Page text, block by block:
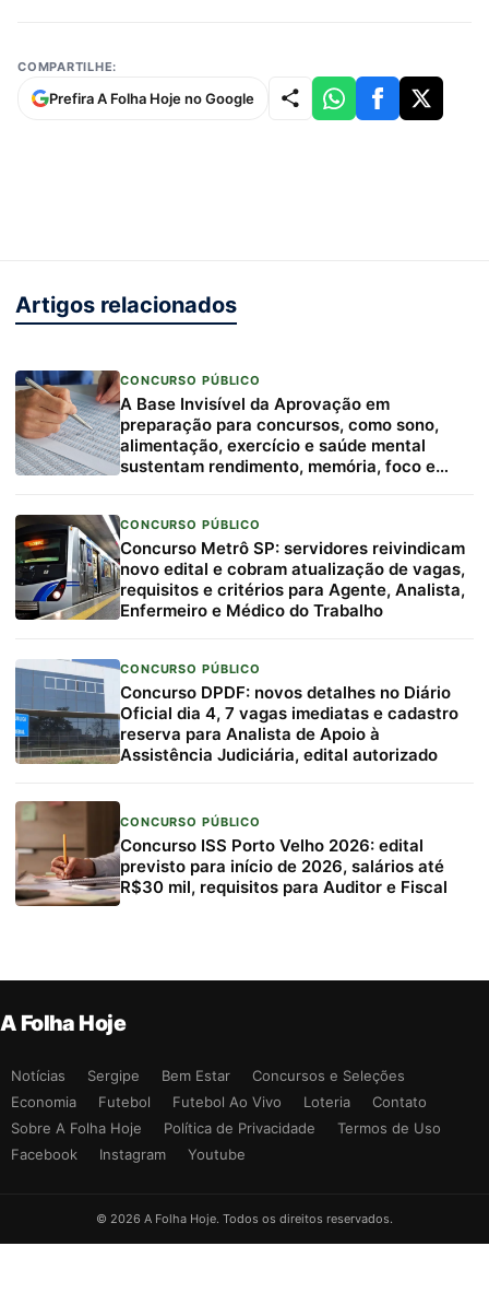
COMPARTILHE:
Prefira A Folha Hoje no Google
Artigos relacionados
CONCURSO PÚBLICO
A Base Invisível da Aprovação em
preparação para concursos, como sono,
alimentação, exercício e saúde mental
sustentam rendimento, memória, foco e
CONCURSO PÚBLICO
Concurso Metrô SP: servidores reivindicam
novo edital e cobram atualização de vagas,
requisitos e critérios para Agente, Analista,
Enfermeiro e Médico do Trabalho
CONCURSO PÚBLICO
Concurso DPDF: novos detalhes no Diário
Oficial dia 4, 7 vagas imediatas e cadastro
reserva para Analista de Apoio à
Assistência Judiciária, edital autorizado
CONCURSO PÚBLICO
Concurso ISS Porto Velho 2026: edital
previsto para início de 2026, salários até
R$30 mil, requisitos para Auditor e Fiscal
A Folha Hoje
Notícias Sergipe Bem Estar
Concursos e Seleções
Economia
Futebol Futebol Ao Vivo Loteria
Contato
Sobre A Folha Hoje
Política de Privacidade
Termos de Uso
Facebook
Instagram Youtube
© 2026 A Folha Hoje. Todos os direitos reservados.